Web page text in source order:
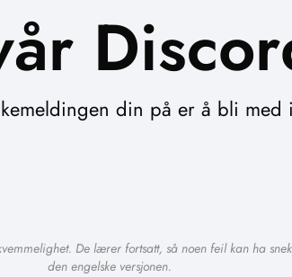
din på er å bli med
De lærer fortsatt, så noen feil kan ha
den engelske versjonen.